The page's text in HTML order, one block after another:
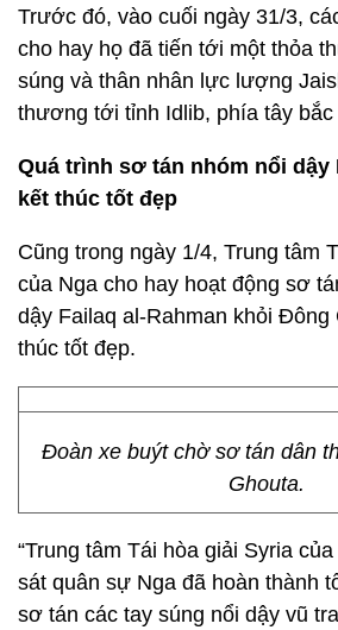
Trước đó, vào cuối ngày 31/3,
cho hay họ đã tiến tới một thỏa
súng và thân nhân lực lượng
thương tới tỉnh Idlib, phía tây bắc
Quá trình sơ tán nhóm nổi dậy
kết thúc tốt đẹp
Cũng trong ngày 1/4, Trung tâm
của Nga cho hay hoạt động sơ
dậy Failaq al-Rahman khỏi Đông
thúc tốt đẹp.
Đoàn xe buýt chờ sơ tán dân
Ghouta.
“Trung tâm Tái hòa giải Syria
sát quân sự Nga đã hoàn thành
sơ tán các tay súng nổi dậy vũ